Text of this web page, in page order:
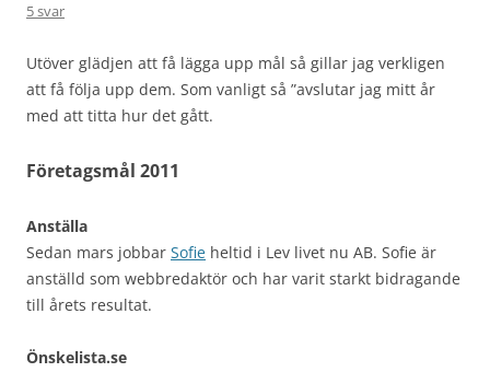
5 svar
Utöver glädjen att få lägga upp mål så gillar jag verkligen
att få följa upp dem. Som vanligt så ”avslutar jag mitt år
med att titta hur det gått.
Företagsmål 2011
Anställa
Sedan mars jobbar Sofie heltid i Lev livet nu AB. Sofie är
anställd som webbredaktör och har varit starkt bidragande
till årets resultat.
Önskelista.se